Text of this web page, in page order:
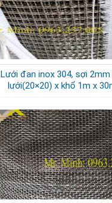
Lưới đan inox 304, sợi 2mm
lưới(20×20) x khổ 1m x